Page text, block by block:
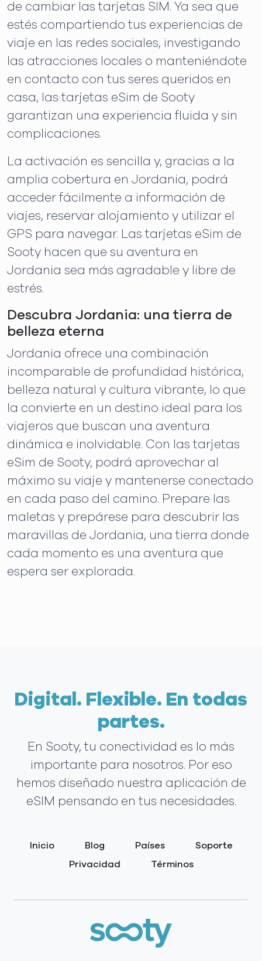
de cambiar las tarjetas SIM. Ya sea que
estés compartiendo tus experiencias de
viaje en las redes sociales, investigando
las atracciones locales o manteniéndote
en contacto con tus seres queridos en
casa, las tarjetas eSim de Sooty
garantizan una experiencia fluida y sin
complicaciones.
La activación es sencilla y, gracias a la
amplia cobertura en Jordania, podrá
acceder fácilmente a información de
viajes, reservar alojamiento y utilizar el
GPS para navegar. Las tarjetas eSim de
Sooty hacen que su aventura en
Jordania sea más agradable y libre de
estrés.
Descubra Jordania: una tierra de
belleza eterna
Jordania ofrece una combinación
incomparable de profundidad histórica,
belleza natural y cultura vibrante, lo que
la convierte en un destino ideal para los
viajeros que buscan una aventura
dinámica e inolvidable. Con las tarjetas
eSim de Sooty, podrá aprovechar al
máximo su viaje y mantenerse conectado
en cada paso del camino. Prepare las
maletas y prepárese para descubrir las
maravillas de Jordania, una tierra donde
cada momento es una aventura que
espera ser explorada.
Digital. Flexible. En todas
partes.
En Sooty, tu conectividad es lo más
importante para nosotros. Por eso
hemos diseñado nuestra aplicación de
eSIM pensando en tus necesidades.
Inicio Blog Países
Soporte
Privacidad
Términos